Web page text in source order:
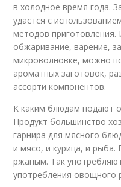
в холодное время года.
удастся с
методов приготовления.
обжаривание, варение,
микроволновке, можно
ароматных заготовок,
ассорти компонентов.
К каким блюдам подают
Продукт большинство
гарнира для мясного
и мясо, и курица, и рыба.
ржаным. Так
употребления овощного